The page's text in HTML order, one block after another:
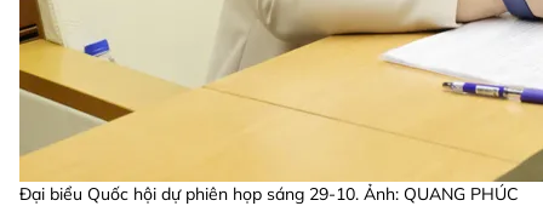
Đại biểu Quốc hội dự phiên họp sáng 29-10. Ảnh: QUANG PHÚC